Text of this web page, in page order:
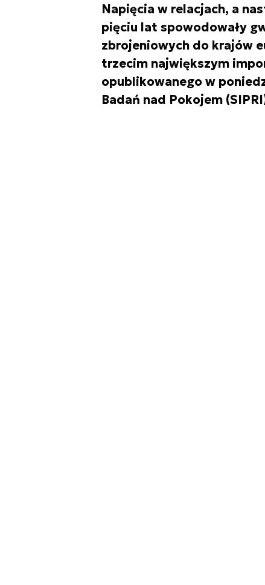
Napięcia w relacjach, a
pięciu lat spowodowały
zbrojeniowych do krajów
trzecim największym
opublikowanego w
Badań nad Pokojem